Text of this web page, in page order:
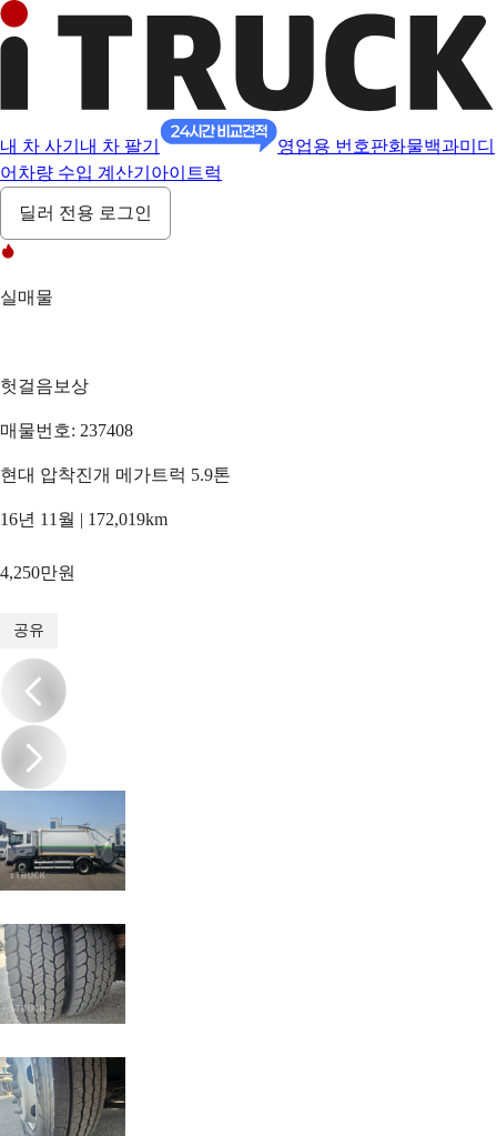
내 차 사기 내 차 팔기 영업용 번호판화물백과미디
어 차량 수입 계산기 아이트럭
딜러 전용 로그인
실매물
헛걸음보상
매물번호: 237408
현대 압착진개 메가트럭 5.9톤
16년 11월 | 172,019km
4,250만원
공유
/13